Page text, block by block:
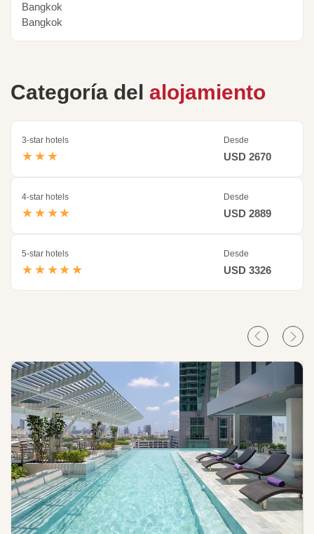
Bangkok
Bangkok
Categoría del alojamiento
3-star hotels
★★★
Desde
USD 2670
4-star hotels
★★★★
Desde
USD 2889
5-star hotels
★★★★★
Desde
USD 3326